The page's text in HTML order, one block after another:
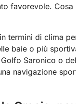
favorevole.
termini di clima
baie o più
Saronico o
navigazione